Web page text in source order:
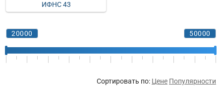
ИФНС 43
Сортировать по: Цене Популярности